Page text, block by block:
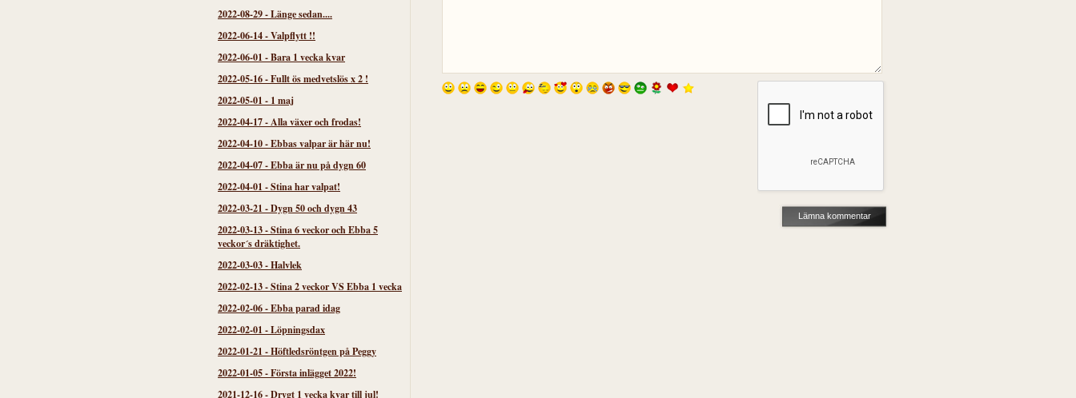
2022-08-29-Länge sedan....
2022-06-14-Valpflytt !!
2022-06-01 -Bara 1 vecka kvar
2022-05-16-Fullt ös medvetslös x 2 !
2022-05-01 - 1 maj
2022-04-17-Alla växer och frodas!
2022-04-10-Ebbas valpar är här nu!
2022-04-07-Ebba är nu på dygn 60
2022-04-01 -Stina har valpat!
2022-03-21 -Dygn 50 och dygn 43
2022-03-13-Stina 6 veckor och Ebba 5
veckor´s dräktighet.
2022-03-03-Halvlek
2022-02-13-Stina 2 veckor VS Ebba 1 vecka
2022-02-06-Ebba parad idag
2022-02-01 -Löpningsdax
2022-01-21 -Höftledsröntgen på Peggy
2022-01-05-Första inlägget 2022!
2021-12-16-Drygt 1 vecka kvar till jul!